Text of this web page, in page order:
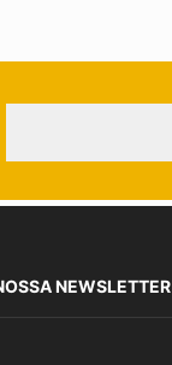
NEWSLETTER